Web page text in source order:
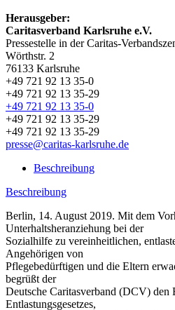
Herausgeber:
Caritasverband Karlsruhe e.V.
Pressestelle in der Caritas-
Wörthstr. 2
76133 Karlsruhe
+49 721 92 13 35-0
+49 721 92 13 35-29
+49 721 92 13 35-0
+49 721 92 13 35-29
+49 721 92 13 35-29
presse@caritas-karlsruhe.de
Beschreibung
Beschreibung
Berlin, 14. August 2019. Mit dem
Unterhaltsheranziehung bei der
Sozialhilfe zu vereinheitlichen,
Angehörigen von
Pflegebedürftigen und die Eltern
begrüßt der
Deutsche Caritasverband (DCV) den
Entlastungsgesetzes,